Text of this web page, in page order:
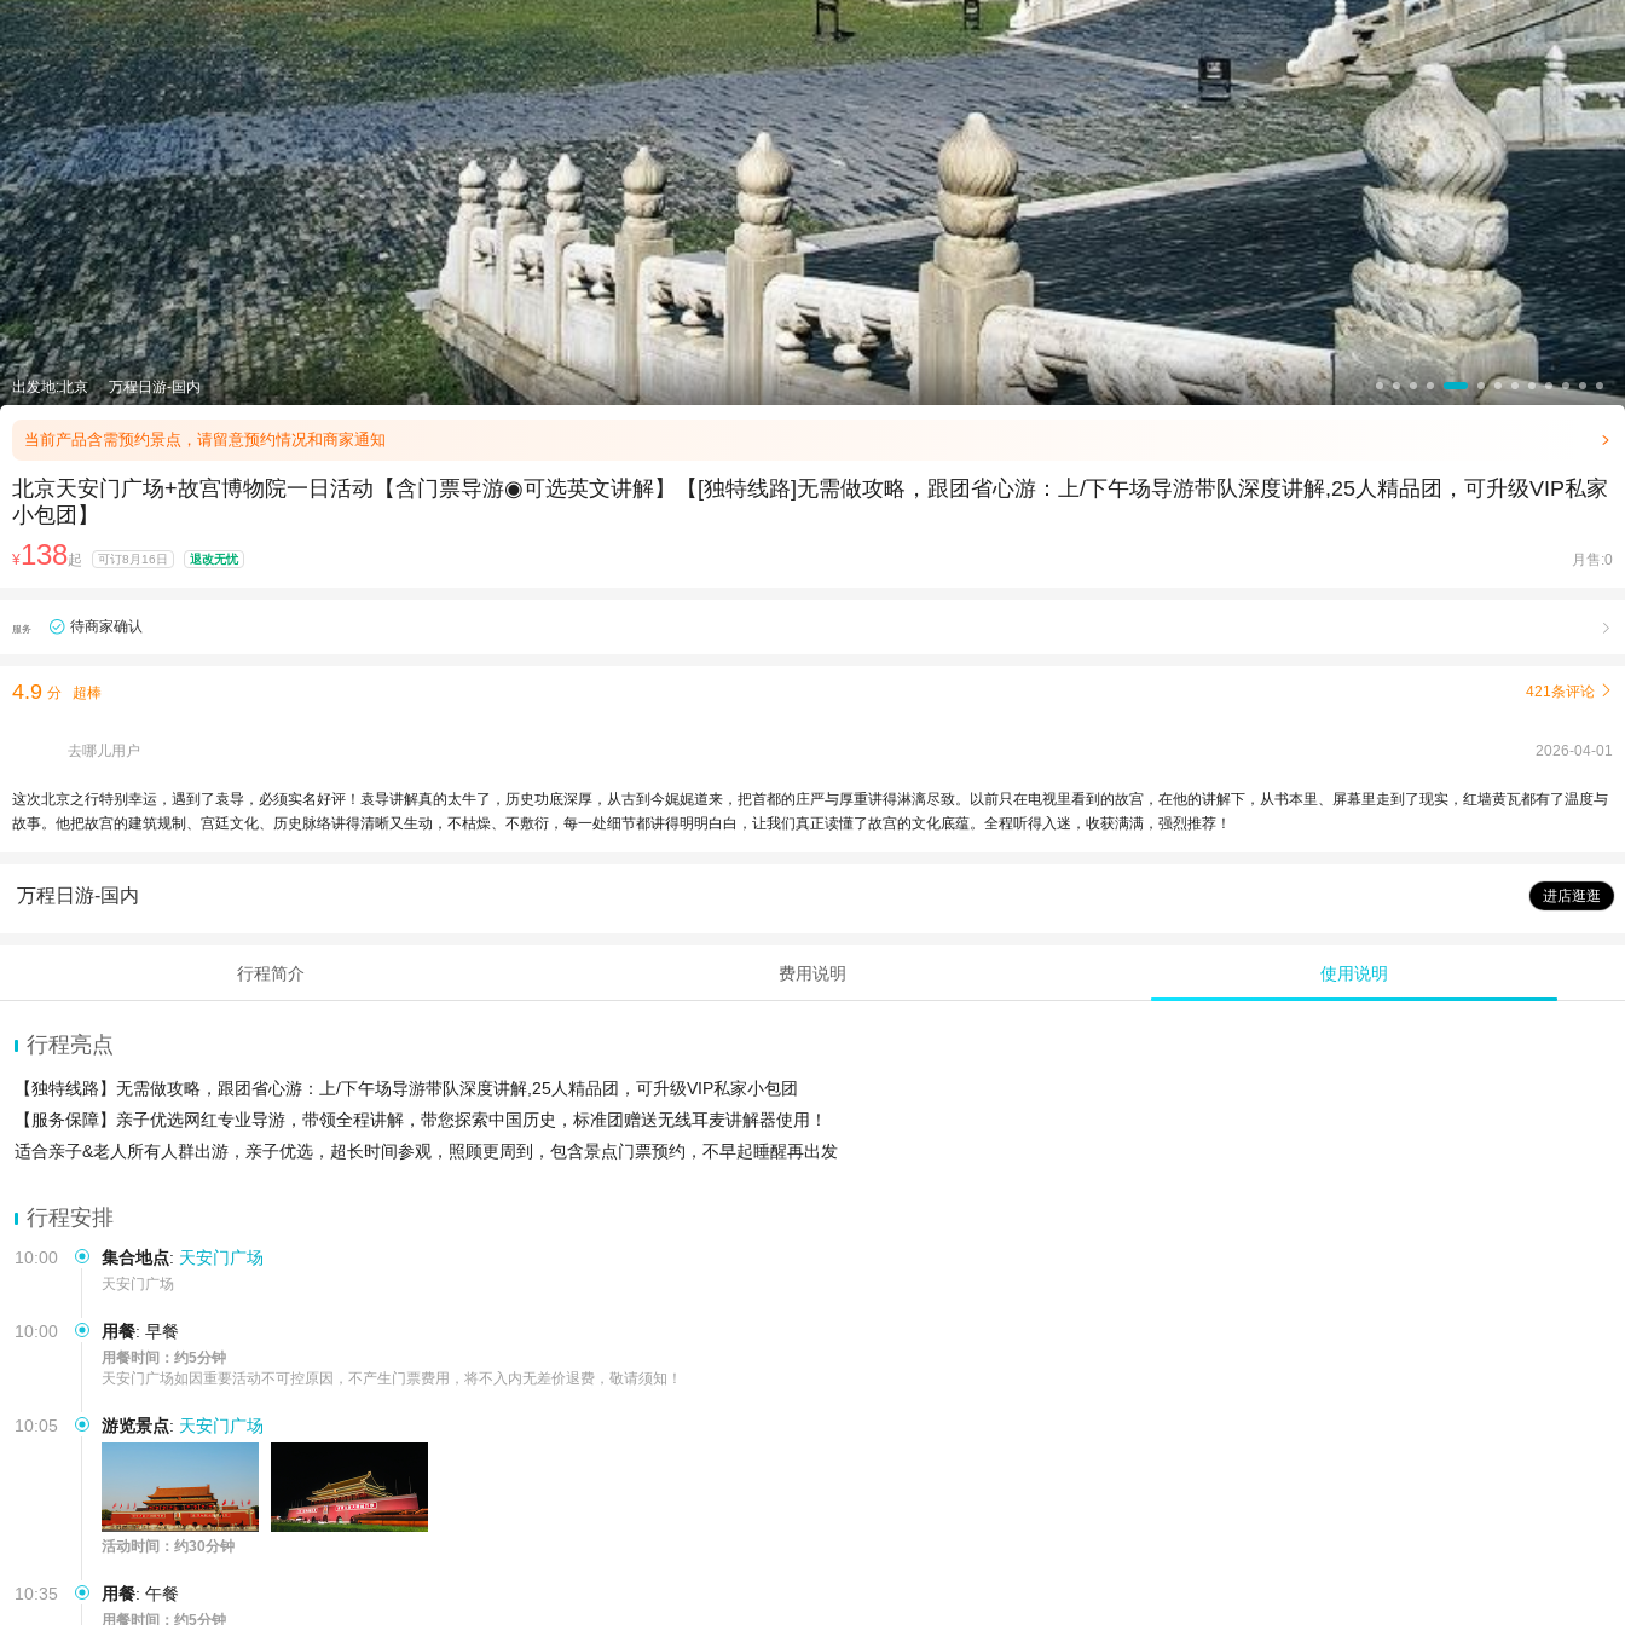
出发地:北京 万程日游-国内
当前产品含需预约景点，请留意预约情况和商家通知 
北京天安门广场+故宫博物院一日活动【含门票导游◉可选英文讲解】【[独特线路]无需做攻略，跟团省心游：上/下午场导游带队深度讲解,25人精品团，可升级VIP私家
小包团】
¥138起 可订8月16日 退改无忧 月售:0
服务 待商家确认 
4.9 分 超棒 421条评论 
去哪儿用户 2026-04-01
这次北京之行特别幸运，遇到了袁导，必须实名好评！袁导讲解真的太牛了，历史功底深厚，从古到今娓娓道来，把首都的庄严与厚重讲得淋漓尽致。以前只在电视里看到的故宫，在他的讲解下，从书本里、屏幕里走到了现实，红墙黄瓦都有了温度与
故事。他把故宫的建筑规制、宫廷文化、历史脉络讲得清晰又生动，不枯燥、不敷衍，每一处细节都讲得明明白白，让我们真正读懂了故宫的文化底蕴。全程听得入迷，收获满满，强烈推荐！
万程日游-国内 进店逛逛
行程简介 费用说明 使用说明
行程亮点
【独特线路】无需做攻略，跟团省心游：上/下午场导游带队深度讲解,25人精品团，可升级VIP私家小包团
【服务保障】亲子优选网红专业导游，带领全程讲解，带您探索中国历史，标准团赠送无线耳麦讲解器使用！
适合亲子&老人所有人群出游，亲子优选，超长时间参观，照顾更周到，包含景点门票预约，不早起睡醒再出发
行程安排
10:00 集合地点: 天安门广场
天安门广场
10:00 用餐: 早餐
用餐时间：约5分钟
天安门广场如因重要活动不可控原因，不产生门票费用，将不入内无差价退费，敬请须知！
10:05 游览景点: 天安门广场
活动时间：约30分钟
10:35 用餐: 午餐
用餐时间：约5分钟